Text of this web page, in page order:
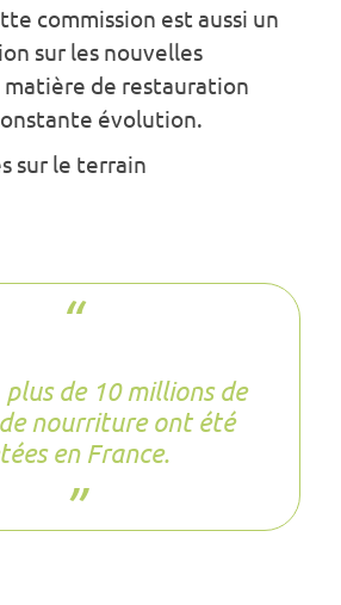
commission est aussi un
sur les nouvelles
matière de restauration
évolution.
sur le terrain
plus de 10 millions de
nourriture ont été
en France.